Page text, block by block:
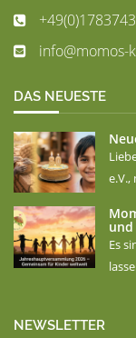
info@momos-
DAS NEUESTE
e.V.,
Es
NEWSLETTER